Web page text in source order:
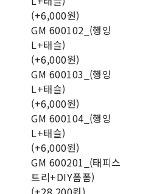
(+6,000원)
GM 600102_(행잉
L+태슬)
(+6,000원)
GM 600103_(행잉
L+태슬)
(+6,000원)
GM 600104_(행잉
L+태슬)
(+6,000원)
GM 600201_(태피스
트리+DIY폼폼)